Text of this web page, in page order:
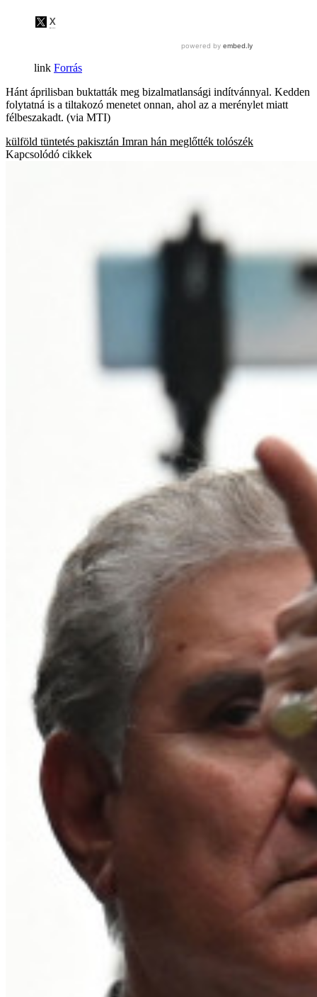
Forrás
Hánt áprilisban buktatták meg bizalmatlansági indítvánnyal. Kedden
folytatná is a tiltakozó menetet onnan, ahol az a merénylet miatt
félbeszakadt. (via MTI)
külföld tüntetés pakisztán Imran hán meglőtték tolószék
Kapcsolódó cikkek